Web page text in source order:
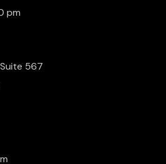
pm
567